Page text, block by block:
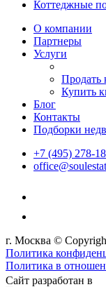
Коттеджные
О компании
Партнеры
Услуги
Продать
Купить
Блог
Контакты
Подборки
+7 (495) 278-
г. Москва ©
Политика
Политика в
Сайт разработан в